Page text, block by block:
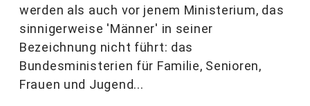
werden als auch vor jenem Ministerium, das
sinnigerweise 'Männer' in seiner
Bezeichnung nicht führt: das
Bundesministerien für Familie, Senioren,
Frauen und Jugend...